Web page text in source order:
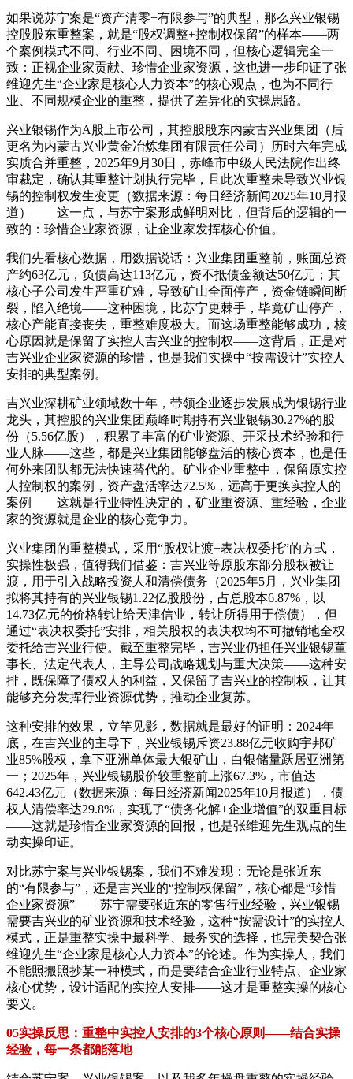
如果说苏宁案是“资产清零+有限参与”的典型，那么兴业银锡
控股股东重整案，就是“股权调整+控制权保留”的样本——两
个案例模式不同、行业不同、困境不同，但核心逻辑完全一
致：正视企业家贡献、珍惜企业家资源，这也进一步印证了张
维迎先生“企业家是核心人力资本”的核心观点，也为不同行
业、不同规模企业的重整，提供了差异化的实操思路。
兴业银锡作为A股上市公司，其控股股东内蒙古兴业集团（后
更名为内蒙古兴业黄金冶炼集团有限责任公司）历时六年完成
实质合并重整，2025年9月30日，赤峰市中级人民法院作出终
审裁定，确认其重整计划执行完毕，且此次重整未导致兴业银
锡的控制权发生变更（数据来源：每日经济新闻2025年10月报
道）——这一点，与苏宁案形成鲜明对比，但背后的逻辑的一
致的：珍惜企业家资源，让企业家发挥核心价值。
我们先看核心数据，用数据说话：兴业集团重整前，账面总资
产约63亿元，负债高达113亿元，资不抵债金额达50亿元；其
核心子公司发生严重矿难，导致矿山全面停产，资金链瞬间断
裂，陷入绝境——这种困境，比苏宁更棘手，毕竟矿山停产，
核心产能直接丧失，重整难度极大。而这场重整能够成功，核
心原因就是保留了实控人吉兴业的控制权——这背后，正是对
吉兴业企业家资源的珍惜，也是我们实操中“按需设计”实控人
安排的典型案例。
吉兴业深耕矿业领域数十年，带领企业逐步发展成为银锡行业
龙头，其控股的兴业集团巅峰时期持有兴业银锡30.27%的股
份（5.56亿股），积累了丰富的矿业资源、开采技术经验和行
业人脉——这些，都是兴业集团能够盘活的核心资本，也是任
何外来团队都无法快速替代的。矿业企业重整中，保留原实控
人控制权的案例，资产盘活率达72.5%，远高于更换实控人的
案例——这就是行业特性决定的，矿业重资源、重经验，企业
家的资源就是企业的核心竞争力。
兴业集团的重整模式，采用“股权让渡+表决权委托”的方式，
实操性极强，值得我们借鉴：吉兴业等原股东部分股权被让
渡，用于引入战略投资人和清偿债务（2025年5月，兴业集团
拟将其持有的兴业银锡1.22亿股股份，占总股本6.87%，以
14.73亿元的价格转让给天津信业，转让所得用于偿债），但
通过“表决权委托”安排，相关股权的表决权均不可撤销地全权
委托给吉兴业行使。截至重整完毕，吉兴业仍担任兴业银锡董
事长、法定代表人，主导公司战略规划与重大决策——这种安
排，既保障了债权人的利益，又保留了吉兴业的控制权，让其
能够充分发挥行业资源优势，推动企业复苏。
这种安排的效果，立竿见影，数据就是最好的证明：2024年
底，在吉兴业的主导下，兴业银锡斥资23.88亿元收购宇邦矿
业85%股权，拿下亚洲单体最大银矿山，白银储量跃居亚洲第
一；2025年，兴业银锡股价较重整前上涨67.3%，市值达
642.43亿元（数据来源：每日经济新闻2025年10月报道），债
权人清偿率达29.8%，实现了“债务化解+企业增值”的双重目标
——这就是珍惜企业家资源的回报，也是张维迎先生观点的生
动实操印证。
对比苏宁案与兴业银锡案，我们不难发现：无论是张近东
的“有限参与”，还是吉兴业的“控制权保留”，核心都是“珍惜
企业家资源”——苏宁需要张近东的零售行业经验，兴业银锡
需要吉兴业的矿业资源和技术经验，这种“按需设计”的实控人
模式，正是重整实操中最科学、最务实的选择，也完美契合张
维迎先生“企业家是核心人力资本”的论述。作为实操人，我们
不能照搬照抄某一种模式，而是要结合企业行业特点、企业家
核心优势，设计适配的实控人安排——这才是重整实操的核心
要义。
05实操反思：重整中实控人安排的3个核心原则——结合实操
经验，每一条都能落地